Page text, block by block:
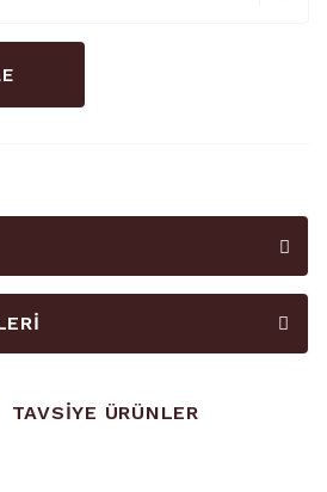
TAVSİYE ÜRÜNLER